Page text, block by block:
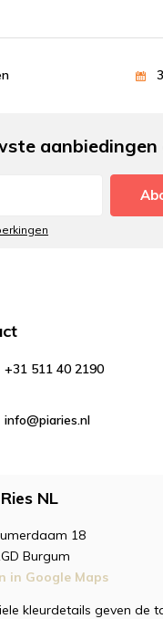
+31 511 40 2190
info@piaries.nl
NL
18
Burgum
in Google Maps
kleurdetails geven de